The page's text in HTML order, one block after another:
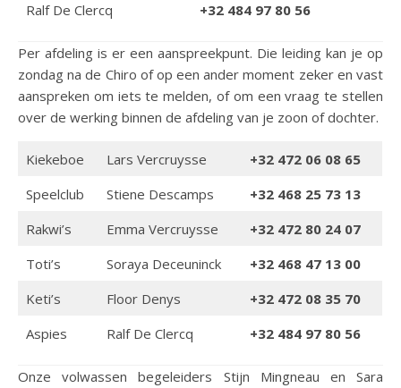
Ralf De Clercq
+32 484 97 80 56
Per afdeling is er een aanspreekpunt. Die leiding kan je op
zondag na de Chiro of op een ander moment zeker en vast
aanspreken om iets te melden, of om een vraag te stellen
over de werking binnen de afdeling van je zoon of dochter.
Kiekeboe Lars Vercruysse
+32 472 06 08 65
Speelclub
Stiene Descamps
+32 468 25 73 13
Rakwi’s
Emma Vercruysse +32 472 80 24 07
Toti’s
Soraya Deceuninck
+32 468 47 13 00
Keti’s
Floor Denys
+32 472 08 35 70
Aspies
Ralf De Clercq +32 484 97 80 56
Onze volwassen begeleiders Stijn Mingneau en Sara